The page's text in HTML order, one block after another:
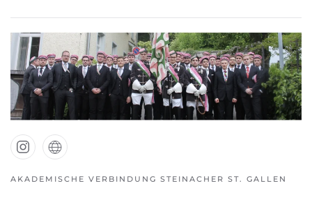
AKADEMISCHE VERBINDUNG STEINACHER ST. GALLEN